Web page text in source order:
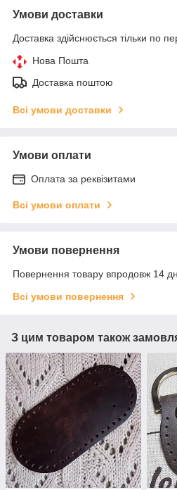
Умови доставки
Доставка здійснюється тільки по
Нова Пошта
Доставка поштою
Всі умови доставки
Умови оплати
Оплата за реквізитами
Всі умови оплати
Умови повернення
Повернення товару впродовж 14
Всі умови повернення
З цим товаром також